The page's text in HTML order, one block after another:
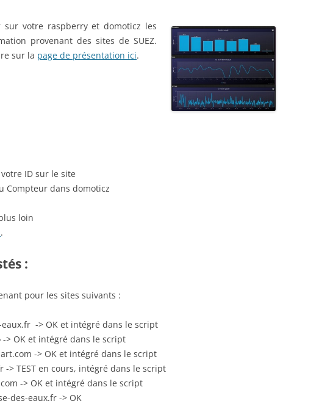
sur votre raspberry et domoticz les
provenant des sites de SUEZ.
sur la page de présentation ici.
ID sur le site
Compteur dans domoticz
loin
.
:
pour les sites suivants :
eaux.fr -> OK et intégré dans le script
-> OK et intégré dans le script
-> OK et intégré dans le script
-> TEST en cours, intégré dans le script
-> OK et intégré dans le script
des-eaux.fr -> OK